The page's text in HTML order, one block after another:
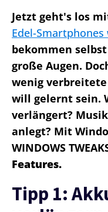
Jetzt geht's los
Edel-
bekommen
große Augen.
wenig verbreitete
will gelernt sein.
verlängert?
anlegt? Mit
WINDOWS
Features.
Tipp 1: